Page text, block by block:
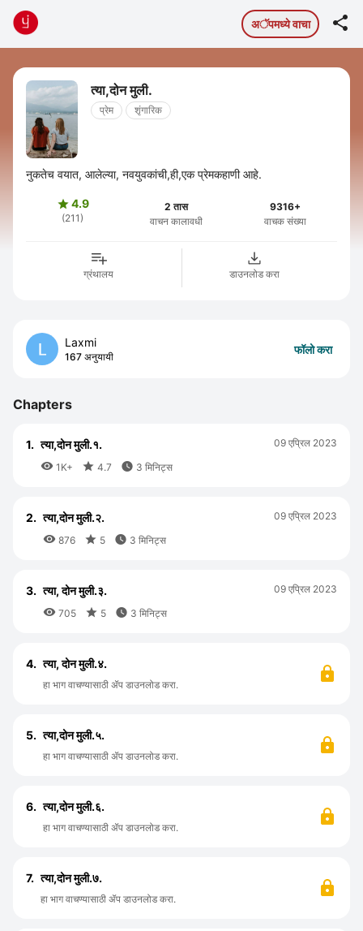
अॅपमध्ये वाचा 
त्या,दोन मुली.
प्रेम शृंगारिक
नुकतेच वयात, आलेल्या, नवयुवकांची,ही,एक प्रेमकहाणी आहे.
4.9
(211)
2 तास
वाचन कालावधी
9316+
वाचक संख्या
ग्रंथालय डाउनलोड करा
Laxmi
167 अनुयायी
फॉलो करा
Chapters
1. त्या,दोन मुली.१.
 1K+  4.7  3 मिनिट्स
09 एप्रिल 2023
2. त्या,दोन मुली.२.
 876  5  3 मिनिट्स
09 एप्रिल 2023
3. त्या, दोन मुली.३.
 705  5  3 मिनिट्स
09 एप्रिल 2023
4. त्या, दोन मुली.४.
हा भाग वाचण्यासाठी ॲप डाउनलोड करा.
5. त्या,दोन मुली.५.
हा भाग वाचण्यासाठी ॲप डाउनलोड करा.
6. त्या,दोन मुली.६.
हा भाग वाचण्यासाठी ॲप डाउनलोड करा.
7. त्या,दोन मुली.७.
हा भाग वाचण्यासाठी ॲप डाउनलोड करा.